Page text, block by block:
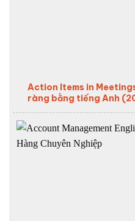
Action Items in
ràng bằng tiếng Anh